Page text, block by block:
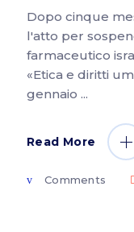
Dopo cinque
l'atto per
farmaceutico
«Etica e diritti
gennaio
Read More
Comments